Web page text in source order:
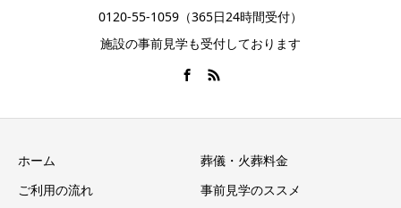
0120-55-1059（365日24時間受付）
施設の事前見学も受付しております
ホーム
葬儀・火葬料金
ご利用の流れ
事前見学のススメ